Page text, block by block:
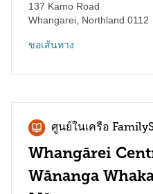
137 Kamo Road
Whangarei Northland 0112
ขอเส้นทาง
ศูนย์ในเครือ
Whangārei
Wānanga